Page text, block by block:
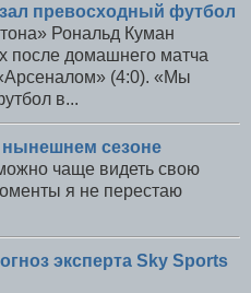
превосходный футбол
Рональд Куман
после домашнего матча
(4:0). «Мы
в...
нынешнем сезоне
чаще видеть свою
я не перестаю
эксперта Sky Sports